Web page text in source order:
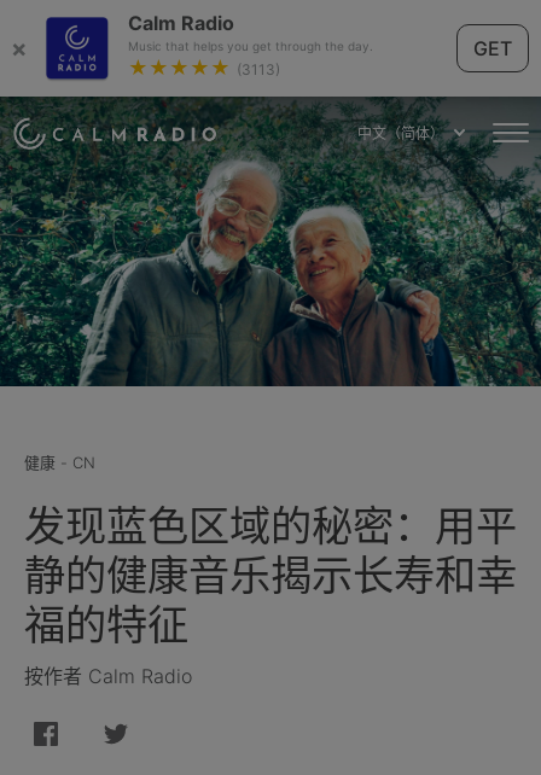
×
Calm Radio
Music that helps you get through the day.
★★★★★ (3113)
GET
中文（简体）
健康 - CN
发现蓝色区域的秘密：用平
静的健康音乐揭示长寿和幸
福的特征
按作者 Calm Radio